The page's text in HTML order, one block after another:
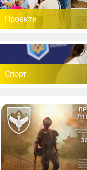
Проєкти
Спорт